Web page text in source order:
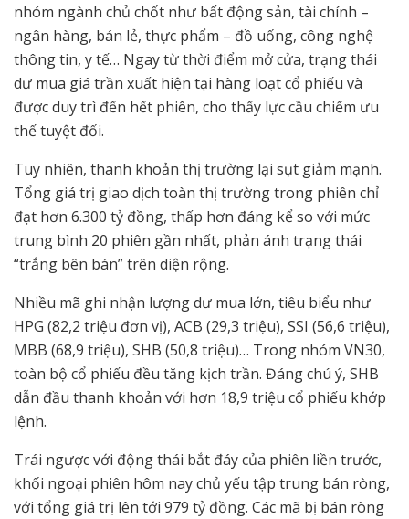
nhóm ngành chủ chốt như bất động sản, tài chính –
ngân hàng, bán lẻ, thực phẩm – đồ uống, công nghệ
thông tin, y tế… Ngay từ thời điểm mở cửa, trạng thái
dư mua giá trần xuất hiện tại hàng loạt cổ phiếu và
được duy trì đến hết phiên, cho thấy lực cầu chiếm ưu
thế tuyệt đối.
Tuy nhiên, thanh khoản thị trường lại sụt giảm mạnh.
Tổng giá trị giao dịch toàn thị trường trong phiên chỉ
đạt hơn 6.300 tỷ đồng, thấp hơn đáng kể so với mức
trung bình 20 phiên gần nhất, phản ánh trạng thái
“trắng bên bán” trên diện rộng.
Nhiều mã ghi nhận lượng dư mua lớn, tiêu biểu như
HPG (82,2 triệu đơn vị), ACB (29,3 triệu), SSI (56,6 triệu),
MBB (68,9 triệu), SHB (50,8 triệu)… Trong nhóm VN30,
toàn bộ cổ phiếu đều tăng kịch trần. Đáng chú ý, SHB
dẫn đầu thanh khoản với hơn 18,9 triệu cổ phiếu khớp
lệnh.
Trái ngược với động thái bắt đáy của phiên liền trước,
khối ngoại phiên hôm nay chủ yếu tập trung bán ròng,
với tổng giá trị lên tới 979 tỷ đồng. Các mã bị bán ròng